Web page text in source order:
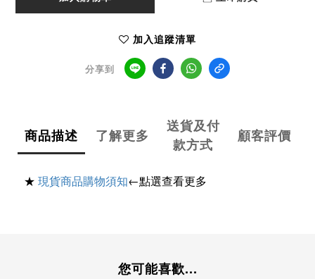
加入追蹤清單
分享到
商品描述 了解更多
送貨及付
款方式
顧客評價
★ 現貨商品購物須知←點選查看更多
您可能喜歡...